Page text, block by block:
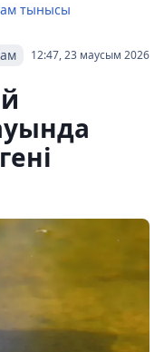
тынысы
12:47, 23 маусым 2026